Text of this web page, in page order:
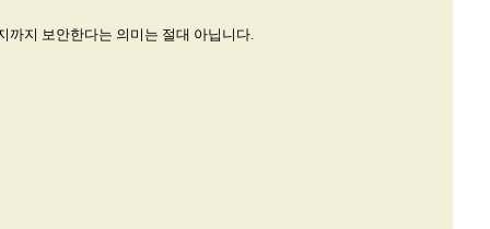
까지 보안한다는 의미는 절대 아닙니다.